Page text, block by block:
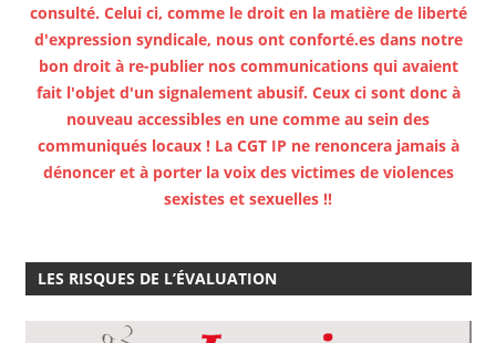
consulté. Celui ci, comme le droit en la matière de liberté
d'expression syndicale, nous ont conforté.es dans notre
bon droit à re-publier nos communications qui avaient
fait l'objet d'un signalement abusif. Ceux ci sont donc à
nouveau accessibles en une comme au sein des
communiqués locaux ! La CGT IP ne renoncera jamais à
dénoncer et à porter la voix des victimes de violences
sexistes et sexuelles !!
LES RISQUES DE L’ÉVALUATION